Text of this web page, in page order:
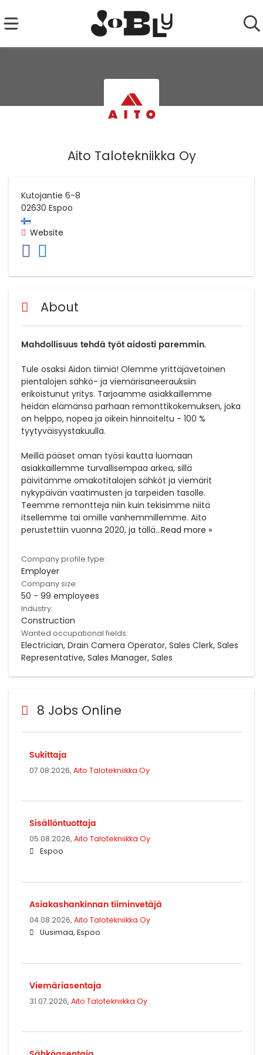
Aito Talotekniikka Oy
Kutojantie 6-8
02630 Espoo
Website
About
Mahdollisuus tehdä työt aidosti paremmin.
Tule osaksi Aidon tiimiä! Olemme yrittäjävetoinen
pientalojen sähkö- ja viemärisaneerauksiin
erikoistunut yritys. Tarjoamme asiakkaillemme
heidän elämänsä parhaan remonttikokemuksen, joka
on helppo, nopea ja oikein hinnoiteltu - 100 %
tyytyväisyystakuulla.
Meillä pääset oman työsi kautta luomaan
asiakkaillemme turvallisempaa arkea, sillä
päivitämme omakotitalojen sähköt ja viemärit
nykypäivän vaatimusten ja tarpeiden tasolle.
Teemme remontteja niin kuin tekisimme niitä
itsellemme tai omille vanhemmillemme. Aito
perustettiin vuonna 2020, ja tällä...Read more »
Company profile type:
Employer
Company size:
50 - 99 employees
Industry:
Construction
Wanted occupational fields:
Electrician, Drain Camera Operator, Sales Clerk, Sales
Representative, Sales Manager, Sales
8 Jobs Online
Sukittaja
07.08.2026, Aito Talotekniikka Oy
Sisällöntuottaja
05.08.2026, Aito Talotekniikka Oy
Espoo
Asiakashankinnan tiiminvetäjä
04.08.2026, Aito Talotekniikka Oy
Uusimaa, Espoo
Viemäriasentaja
31.07.2026, Aito Talotekniikka Oy